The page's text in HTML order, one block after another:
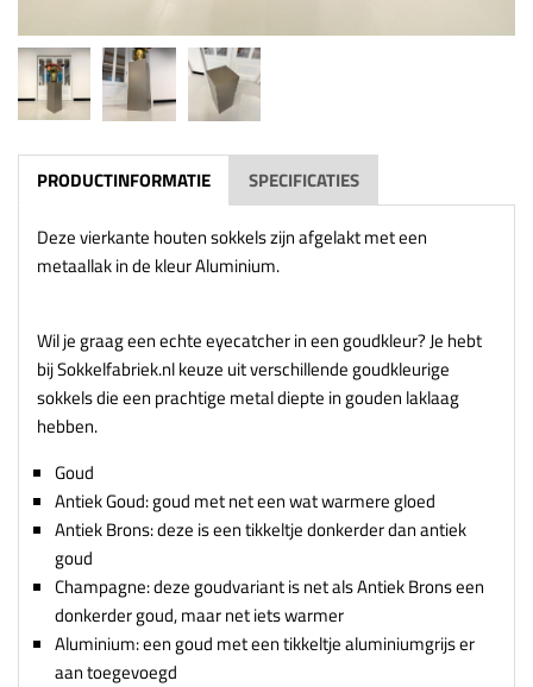
PRODUCTINFORMATIE SPECIFICATIES
Deze vierkante houten sokkels zijn afgelakt met een
metaallak in de kleur Aluminium.
Wil je graag een echte eyecatcher in een goudkleur? Je hebt
bij Sokkelfabriek.nl keuze uit verschillende goudkleurige
sokkels die een prachtige metal diepte in gouden laklaag
hebben.
Goud
Antiek Goud: goud met net een wat warmere gloed
Antiek Brons: deze is een tikkeltje donkerder dan antiek
goud
Champagne: deze goudvariant is net als Antiek Brons een
donkerder goud, maar net iets warmer
Aluminium: een goud met een tikkeltje aluminiumgrijs er
aan toegevoegd